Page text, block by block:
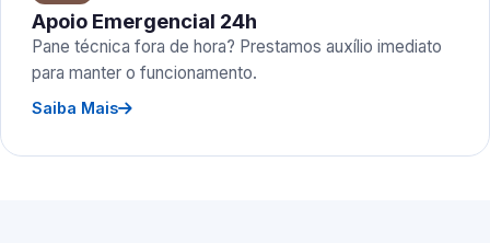
Apoio Emergencial 24h
Pane técnica fora de hora? Prestamos auxílio imediato
para manter o funcionamento.
Saiba Mais